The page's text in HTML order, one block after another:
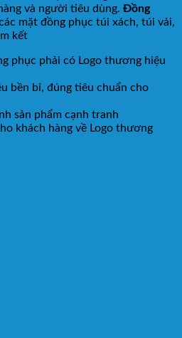
và người tiêu dùng. Đồng
mặt đồng phục túi xách, túi vải,
kết
phục phải có Logo thương hiệu
bền bỉ, đúng tiêu chuẩn cho
sản phẩm cạnh tranh
khách hàng về Logo thương